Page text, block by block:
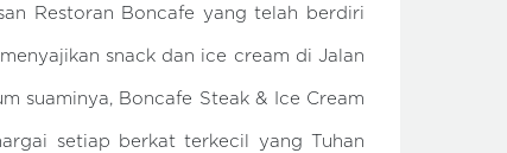
Restoran Boncafe yang telah berdiri
snack dan ice cream di Jalan
suaminya, Boncafe Steak & Ice Cream
setiap berkat terkecil yang Tuhan